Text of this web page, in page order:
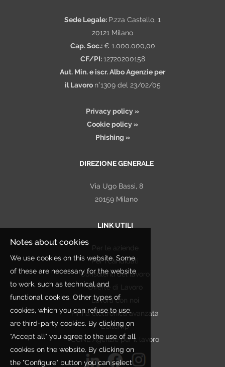
Sede Legale: P.zza Castello, 1
20121 Milano
Cap. Soc.: € 1.000.000,00
CF/PI:12720200158
Aut. Min. e iscr. Albo Agenzie per
il Lavoro n°1309 del 23/02/05
Privacy policy »
Cookie policy »
Phishing »
DIREZIONE GENERALE
Via Ugo Bassi, 8
20159 Milano
LINK UTILI
Per le aziende
Per i candidati
Consulenti del lavoro
Offerte di Lavoro
Lavora con noi
Firma elettronica avanzata
Ebitemp
CCNL Agenzie per il lavoro
Notes about cookies
We use cookies on this website. Some
of these are necessary for the website
to work, such as technical and
functional cookies. Other types of
cookies, which you can refuse to use,
are third-party cookies. By clicking on
"Accept all" you agree to the use of all
cookies on the website. By clicking on
the "Configure" button you can select